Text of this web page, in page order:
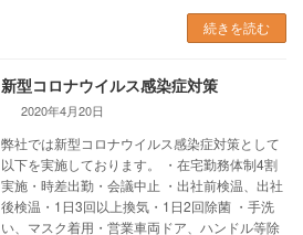
続きを読む
新型コロナウイルス感染症対策
2020年4月20日
弊社では新型コロナウイルス感染症対策として
以下を実施しております。 ・在宅勤務体制4割
実施・時差出勤・会議中止 ・出社前検温、出社
後検温・1日3回以上換気・1日2回除菌 ・手洗
い、マスク着用・営業車両ドア、ハンドル等除